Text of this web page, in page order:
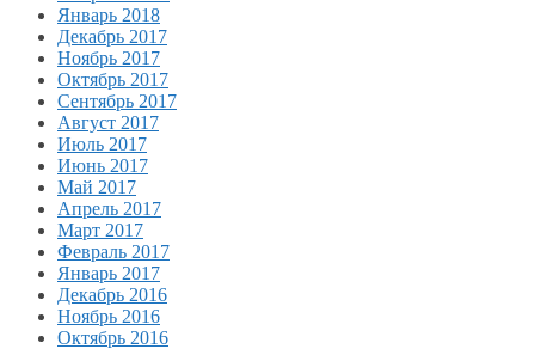
Январь 2018
Декабрь 2017
Ноябрь 2017
Октябрь 2017
Сентябрь 2017
Август 2017
Июль 2017
Июнь 2017
Май 2017
Апрель 2017
Март 2017
Февраль 2017
Январь 2017
Декабрь 2016
Ноябрь 2016
Октябрь 2016